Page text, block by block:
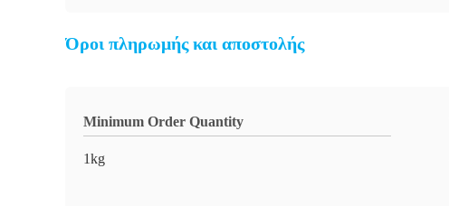
Όροι πληρωμής και αποστολής
Minimum Order Quantity
1kg